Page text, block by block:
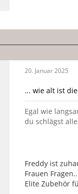
20. Januar 2025
... wie alt ist
Egal wie
du schlägst
Freddy ist
Frauen
Elite Zubehör